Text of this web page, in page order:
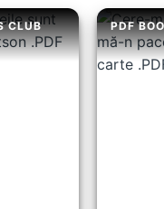
CLUB PDF